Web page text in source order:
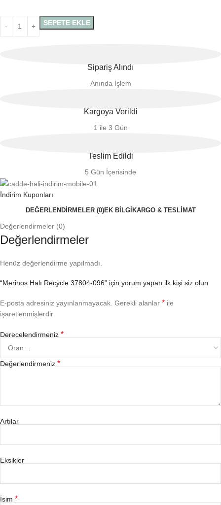
SEPETE EKLE
Sipariş Alındı
Anında İşlem
Kargoya Verildi
1 ile 3 Gün
Teslim Edildi
5 Gün İçerisinde
İndirim Kuponları
DEĞERLENDIRMELER (0)EK BILGI KARGO & TESLİMAT
Değerlendirmeler (0)
Değerlendirmeler
Henüz değerlendirme yapılmadı.
“Merinos Halı Recycle 37804-096” için yorum yapan ilk kişi siz olun
E-posta adresiniz yayınlanmayacak. Gerekli alanlar * ile
işaretlenmişlerdir
Derecelendirmeniz *
Değerlendirmeniz *
Artılar
Eksikler
İsim *